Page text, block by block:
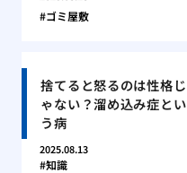
ゴミ屋敷
捨てると怒るのは性格じ
ゃない？溜め込み症とい
う病
2025.08.13
知識